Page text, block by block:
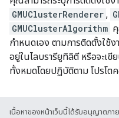
GMUClusterRenderer ,
GMUClusterAlgorithm
กำหนดเอง ตามการติดตั้งใช้
อยู่ในไลบรารียูทิลิตี หรือจะเ
ทั้งหมดโดยปฏิบัติตาม โปรโต
เนื้อหาของหน้าเว็บนี้ได้รับอนุญาตภาย